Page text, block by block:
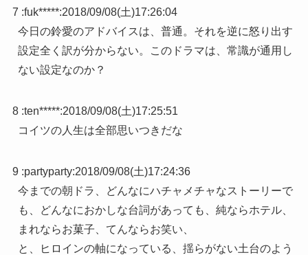
7 :fuk*****:2018/09/08(土)17:26:04
今日の鈴愛のアドバイスは、普通。それを逆に怒り出す
設定全く訳が分からない。このドラマは、常識が通用し
ない設定なのか？
8 :ten*****:2018/09/08(土)17:25:51
コイツの人生は全部思いつきだな
9 :partyparty:2018/09/08(土)17:24:36
今までの朝ドラ、どんなにハチャメチャなストーリーで
も、どんなにおかしな台詞があっても、純ならホテル、
まれならお菓子、てんならお笑い、
と、ヒロインの軸になっている、揺らがない土台のよう